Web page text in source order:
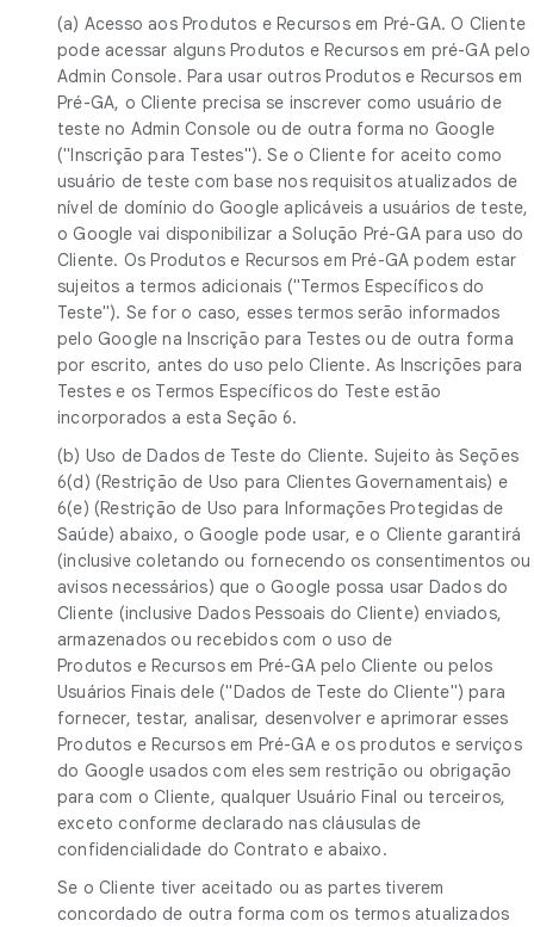
(a) Acesso aos Produtos e Recursos em Pré-GA. O Cliente
pode acessar alguns Produtos e Recursos em pré-GA pelo
Admin Console. Para usar outros Produtos e Recursos em
Pré-GA, o Cliente precisa se inscrever como usuário de
teste no Admin Console ou de outra forma no Google
("Inscrição para Testes"). Se o Cliente for aceito como
usuário de teste com base nos requisitos atualizados de
nível de domínio do Google aplicáveis a usuários de teste,
o Google vai disponibilizar a Solução Pré-GA para uso do
Cliente. Os Produtos e Recursos em Pré-GA podem estar
sujeitos a termos adicionais ("Termos Específicos do
Teste"). Se for o caso, esses termos serão informados
pelo Google na Inscrição para Testes ou de outra forma
por escrito, antes do uso pelo Cliente. As Inscrições para
Testes e os Termos Específicos do Teste estão
incorporados a esta Seção 6.
(b) Uso de Dados de Teste do Cliente. Sujeito às Seções
6(d) (Restrição de Uso para Clientes Governamentais) e
6(e) (Restrição de Uso para Informações Protegidas de
Saúde) abaixo, o Google pode usar, e o Cliente garantirá
(inclusive coletando ou fornecendo os consentimentos ou
avisos necessários) que o Google possa usar Dados do
Cliente (inclusive Dados Pessoais do Cliente) enviados,
armazenados ou recebidos com o uso de
Produtos e Recursos em Pré-GA pelo Cliente ou pelos
Usuários Finais dele ("Dados de Teste do Cliente") para
fornecer, testar, analisar, desenvolver e aprimorar esses
Produtos e Recursos em Pré-GA e os produtos e serviços
do Google usados com eles sem restrição ou obrigação
para com o Cliente, qualquer Usuário Final ou terceiros,
exceto conforme declarado nas cláusulas de
confidencialidade do Contrato e abaixo.
Se o Cliente tiver aceitado ou as partes tiverem
concordado de outra forma com os termos atualizados